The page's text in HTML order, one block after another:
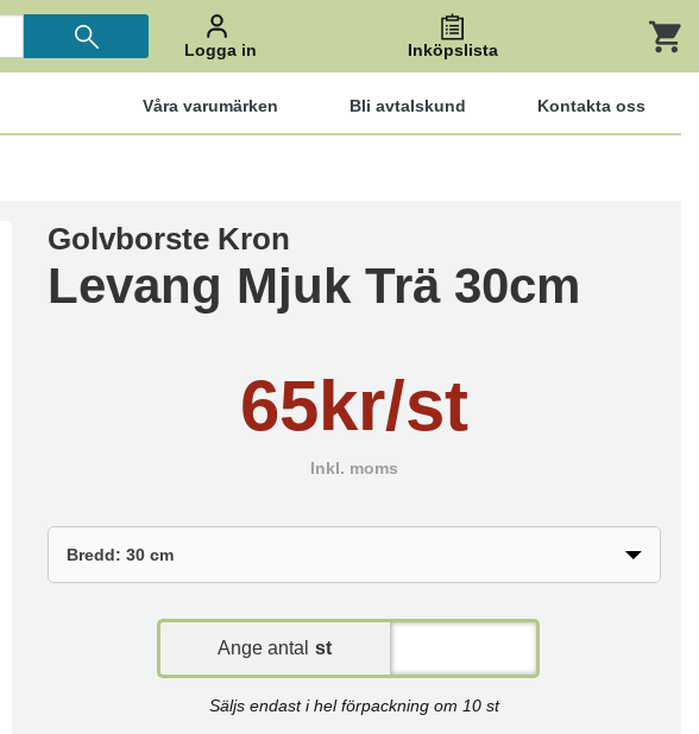
Logga in Inköpslista
Våra varumärken Bli avtalskund Kontakta oss
Golvborste Kron
Levang Mjuk Trä 30cm
65kr/st
Inkl. moms
Ange antal st
Säljs endast i hel förpackning om 10 st